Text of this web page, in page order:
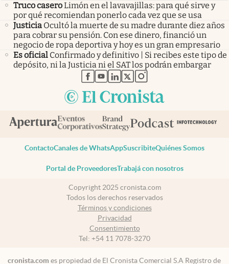
Truco caseroLimón en el lavavajillas: para qué sirve y
por qué recomiendan ponerlo cada vez que se usa
Justicia Ocultó la muerte de su madre durante diez años
para cobrar su pensión. Con ese dinero, financió un
negocio de ropa deportiva y hoy es un gran empresario
Es oficial Confirmado y definitivo | Si recibes este tipo de
depósito, ni la Justicia ni el SAT los podrán embargar
abre en nueva pestaña
abre en nueva pestaña
abre en nueva pestaña
abre en nueva pestaña
abre en nueva pestaña
ContactoCanales de WhatsAppSuscribiteQuiénes Somos
Portal de ProveedoresTrabajá con nosotros
Copyright 2025 cronista.com
Todos los derechos reservados
Términos y condiciones
Privacidad
Consentimiento
Tel: +54 11 7078-3270
cronista.com es propiedad de El Cronista Comercial S.A Registro de